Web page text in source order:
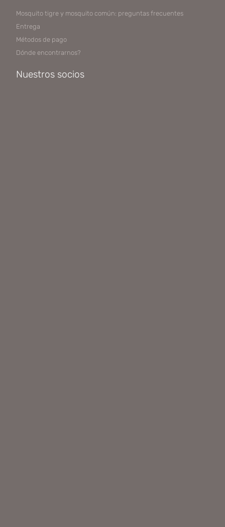
Mosquito tigre y mosquito común: preguntas frecuentes
Entrega
Métodos de pago
Dónde encontrarnos?
Nuestros socios